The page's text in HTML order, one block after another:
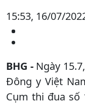
15:53, 16/07/
BHG -Ngày
Đông y Việt
Cụm thi đua số